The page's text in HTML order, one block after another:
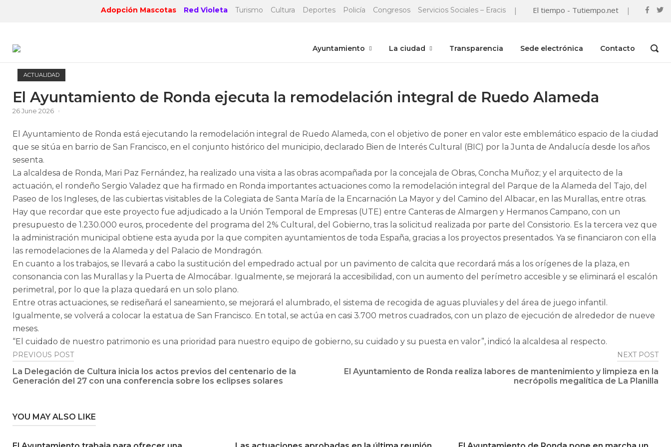
Adopción Mascotas Red Violeta Turismo Cultura Deportes Policía Congresos Servicios Sociales – Eracis | El tiempo - Tutiempo.net |
Ayuntamiento La ciudad Transparencia Sede electrónica Contacto
OPEN
ACTUALIDAD
El Ayuntamiento de Ronda ejecuta la remodelación integral de Ruedo Alameda
26 June 2026
El Ayuntamiento de Ronda está ejecutando la remodelación integral de Ruedo Alameda, con el objetivo de poner en valor este emblemático espacio de la ciudad
que se sitúa en barrio de San Francisco, en el conjunto histórico del municipio, declarado Bien de Interés Cultural (BIC) por la Junta de Andalucía desde los años
sesenta.
La alcaldesa de Ronda, Mari Paz Fernández, ha realizado una visita a las obras acompañada por la concejala de Obras, Concha Muñoz; y el arquitecto de la
actuación, el rondeño Sergio Valadez que ha firmado en Ronda importantes actuaciones como la remodelación integral del Parque de la Alameda del Tajo, del
Paseo de los Ingleses, de las cubiertas visitables de la Colegiata de Santa María de la Encarnación La Mayor y del Camino del Albacar, en las Murallas, entre otras.
Hay que recordar que este proyecto fue adjudicado a la Unión Temporal de Empresas (UTE) entre Canteras de Almargen y Hermanos Campano, con un
presupuesto de 1.230.000 euros, procedente del programa del 2% Cultural, del Gobierno, tras la solicitud realizada por parte del Consistorio. Es la tercera vez que
la administración municipal obtiene esta ayuda por la que compiten ayuntamientos de toda España, gracias a los proyectos presentados. Ya se financiaron con ella
las remodelaciones de la Alameda y del Palacio de Mondragón.
En cuanto a los trabajos, se llevará a cabo la sustitución del empedrado actual por un pavimento de calcita que recordará más a los orígenes de la plaza, en
consonancia con las Murallas y la Puerta de Almocábar. Igualmente, se mejorará la accesibilidad, con un aumento del perímetro accesible y se eliminará el escalón
perimetral, por lo que la plaza quedará en un solo plano.
Entre otras actuaciones, se rediseñará el saneamiento, se mejorará el alumbrado, el sistema de recogida de aguas pluviales y del área de juego infantil.
Igualmente, se volverá a colocar la estatua de San Francisco. En total, se actúa en casi 3.700 metros cuadrados, con un plazo de ejecución de alrededor de nueve
meses.
“El cuidado de nuestro patrimonio es una prioridad para nuestro equipo de gobierno, su cuidado y su puesta en valor”, indicó la alcaldesa al respecto.
Post
navigation
PREVIOUS POST
La Delegación de Cultura inicia los actos previos del centenario de la
Generación del 27 con una conferencia sobre los eclipses solares
NEXT POST
El Ayuntamiento de Ronda realiza labores de mantenimiento y limpieza en la
necrópolis megalítica de La Planilla
YOU MAY ALSO LIKE